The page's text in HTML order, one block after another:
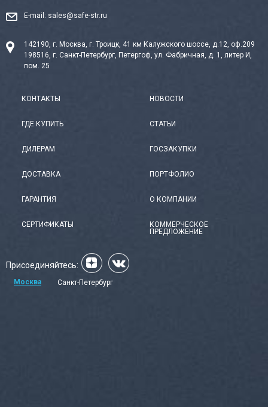
E-mail: sales@safe-str.ru
142190, г. Москва, г. Троицк, 41 км Калужского шоссе, д.12, оф.209
198516, г. Санкт-Петербург, Петергоф, ул. Фабричная, д. 1, литер И,
пом. 25
КОНТАКТЫ
ГДЕ КУПИТЬ
ДИЛЕРАМ
ДОСТАВКА
ГАРАНТИЯ
СЕРТИФИКАТЫ
НОВОСТИ
СТАТЬИ
ГОСЗАКУПКИ
ПОРТФОЛИО
О КОМПАНИИ
КОММЕРЧЕСКОЕ
ПРЕДЛОЖЕНИЕ
Присоединяйтесь:
Москва Санкт-Петербург